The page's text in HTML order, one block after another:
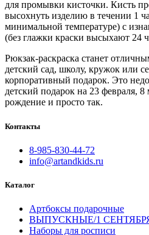
для промывки кисточки. Кисть
высохнуть изделию в течении 1
минимальной температуре) с
(без глажки краски высыхают 24
Рюкзак-раскраска станет
детский сад, школу, кружок или
корпоративный подарок. Это
детский подарок на 23 февраля,
рождение и просто так.
Контакты
8-985-830-44-72
info@artandkids.ru
Каталог
Артбоксы подарочные
ВЫПУСКНЫЕ/1
Наборы для росписи